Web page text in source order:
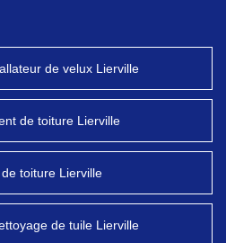
de velux Lierville
de toiture Lierville
toiture Lierville
de tuile Lierville